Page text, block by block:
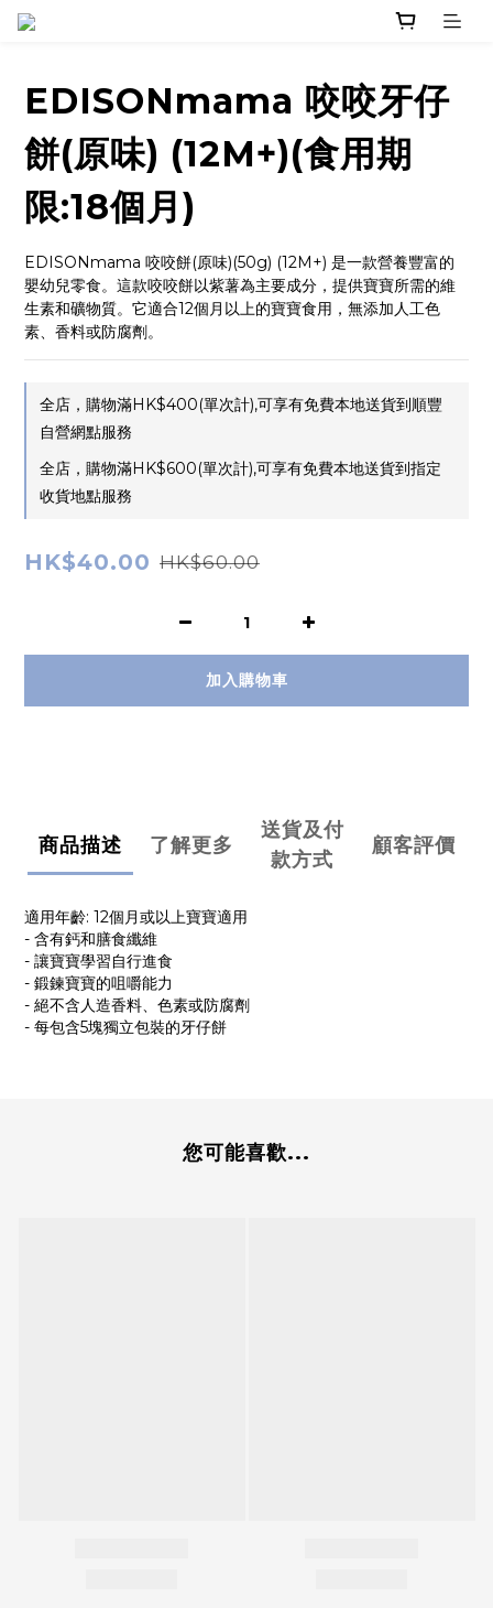
EDISONmama 咬咬牙仔
餅(原味) (12M+)(食用期
限:18個月)
EDISONmama 咬咬餅(原味)(50g) (12M+) 是一款營養豐富的
嬰幼兒零食。這款咬咬餅以紫薯為主要成分，提供寶寶所需的維
生素和礦物質。它適合12個月以上的寶寶食用，無添加人工色
素、香料或防腐劑。
全店，購物滿HK$400(單次計),可享有免費本地送貨到順豐
自營網點服務
全店，購物滿HK$600(單次計),可享有免費本地送貨到指定
收貨地點服務
HK$40.00 HK$60.00
加入購物車
商品描述 了解更多
送貨及付
款方式
顧客評價
適用年齡: 12個月或以上寶寶適用
- 含有鈣和膳食纖維
- 讓寶寶學習自行進食
- 鍛鍊寶寶的咀嚼能力
- 絕不含人造香料、色素或防腐劑
- 每包含5塊獨立包裝的牙仔餅
您可能喜歡...